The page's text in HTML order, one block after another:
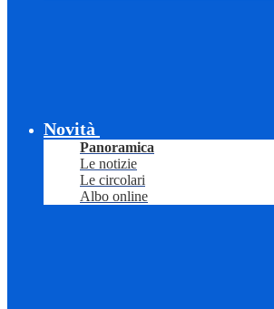
Novità
Panoramica
Le notizie
Le circolari
Albo online